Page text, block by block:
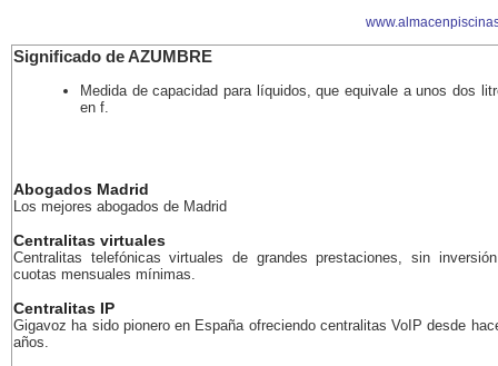
Significado de AZUMBRE
Medida de capacidad para líquidos, que equivale a unos dos
en f.
Abogados Madrid
Los mejores abogados de Madrid
Centralitas virtuales
Centralitas telefónicas virtuales de grandes prestaciones, sin
cuotas mensuales mínimas.
Centralitas IP
Gigavoz ha sido pionero en España ofreciendo centralitas VoIP desde
años.